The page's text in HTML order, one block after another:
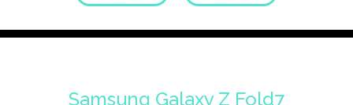
Samsung Galaxy Z Fold7